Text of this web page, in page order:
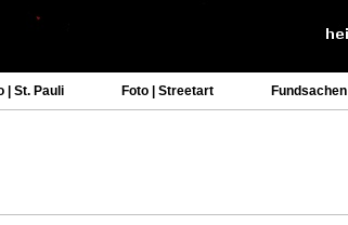
| St. Pauli Foto | Streetart Fundsachen